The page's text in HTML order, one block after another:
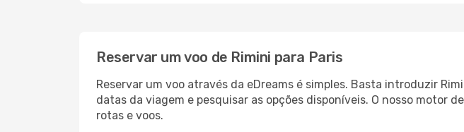
Reservar um voo de Rimini para Paris
Reservar um voo através da eDreams é simples. Basta introduzir
datas da viagem e pesquisar as opções disponíveis. O nosso motor
rotas e voos.